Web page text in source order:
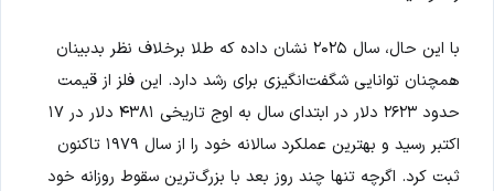
با این حال، سال ۲۰۲۵ نشان داده که طلا برخلاف نظر بدبینان
همچنان توانایی شگفت‌انگیزی برای رشد دارد. این فلز از قیمت
حدود ۲۶۲۳ دلار در ابتدای سال به اوج تاریخی ۴۳۸۱ دلار در ۱۷
اکتبر رسید و بهترین عملکرد سالانه خود را از سال ۱۹۷۹ تاکنون
ثبت کرد. اگرچه تنها چند روز بعد با بزرگ‌ترین سقوط روزانه خود